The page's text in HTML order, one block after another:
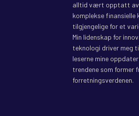
alltid vært opptatt av
komplekse finansielle
tilgjengelige for et
Min lidenskap for
teknologi driver meg
leserne mine
trendene som former
forretningsverdenen.